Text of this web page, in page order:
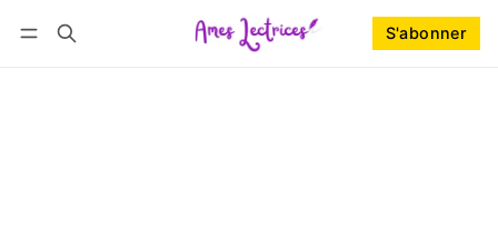
S'abonner